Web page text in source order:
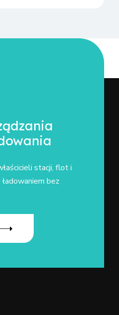
stacji, flot i
bez